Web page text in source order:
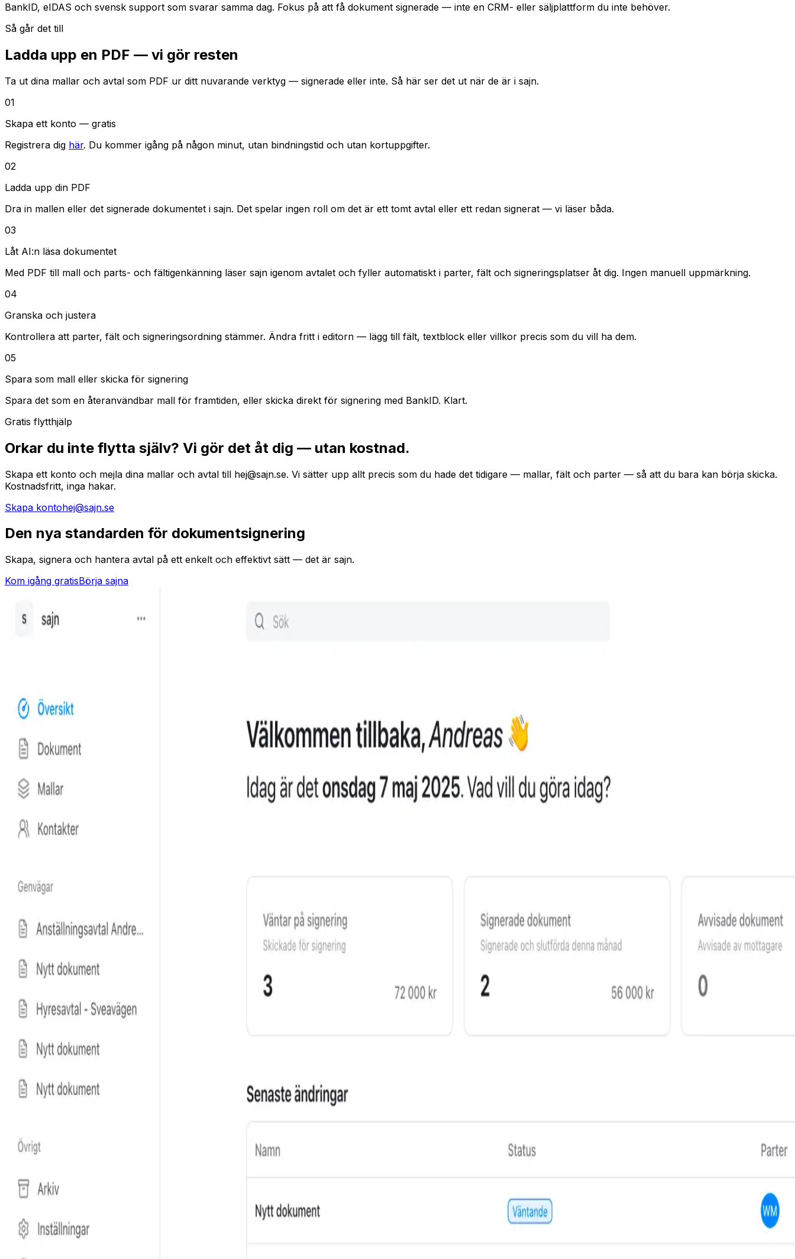
BankID, eIDAS och svensk support som svarar samma dag. Fokus på att få dokument signerade — inte en CRM- eller säljplattform du inte behöver.
Så går det till
Ladda upp en PDF — vi gör resten
Ta ut dina mallar och avtal som PDF ur ditt nuvarande verktyg — signerade eller inte. Så här ser det ut när de är i sajn.
01
Skapa ett konto — gratis
Registrera dig här. Du kommer igång på någon minut, utan bindningstid och utan kortuppgifter.
02
Ladda upp din PDF
Dra in mallen eller det signerade dokumentet i sajn. Det spelar ingen roll om det är ett tomt avtal eller ett redan signerat — vi läser båda.
03
Låt AI:n läsa dokumentet
Med PDF till mall och parts- och fältigenkänning läser sajn igenom avtalet och fyller automatiskt i parter, fält och signeringsplatser åt dig. Ingen manuell uppmärkning.
04
Granska och justera
Kontrollera att parter, fält och signeringsordning stämmer. Ändra fritt i editorn — lägg till fält, textblock eller villkor precis som du vill ha dem.
05
Spara som mall eller skicka för signering
Spara det som en återanvändbar mall för framtiden, eller skicka direkt för signering med BankID. Klart.
Gratis flytthjälp
Orkar du inte flytta själv? Vi gör det åt dig — utan kostnad.
Skapa ett konto och mejla dina mallar och avtal till hej@sajn.se. Vi sätter upp allt precis som du hade det tidigare — mallar, fält och parter — så att du bara kan börja skicka.
Kostnadsfritt, inga hakar.
Skapa kontohej@sajn.se
Den nya standarden för dokumentsignering
Skapa, signera och hantera avtal på ett enkelt och effektivt sätt — det är sajn.
Kom igång gratisBörja sajna